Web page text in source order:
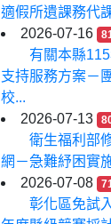
適假所遺課務代
2026-07-16
有關本縣
支持服務方案－
校...
2026-07-13
衛生福利部
網－急難紓困實
2026-07-08
彰化區免試